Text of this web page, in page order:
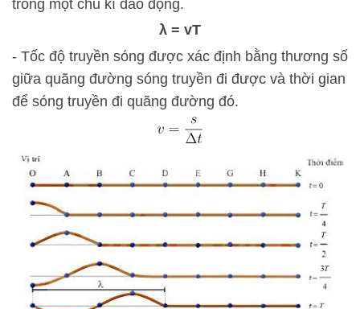
trong một chu kì dao động.
λ = vT
- Tốc độ truyền sóng được xác định bằng thương số
giữa quãng đường sóng truyền đi được và thời gian
để sóng truyền đi quãng đường đó.